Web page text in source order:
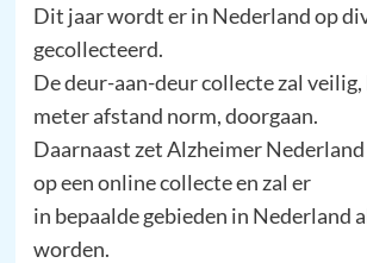
Dit jaar wordt er in Nederland op
gecollecteerd.
De deur-aan-deur collecte zal veilig,
meter afstand norm, doorgaan.
Daarnaast zet Alzheimer
op een online collecte en zal er
in bepaalde gebieden in Nederland
worden.